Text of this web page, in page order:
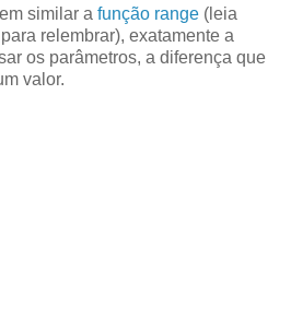
similar a função range (leia
relembrar), exatamente a
os parâmetros, a diferença que
valor.